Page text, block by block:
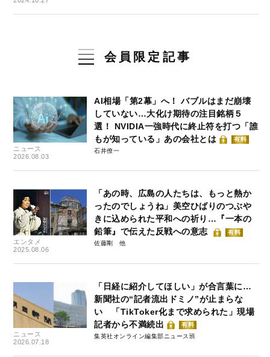
会員限定記事
ニュース
2026.08.03
AI相場「第2幕」へ！ バブルはまだ崩壊
していない…大化け期待の注目銘柄５
選！ NVIDIA一強時代に終止符を打つ「誰
もが知っている」あの会社とは
有料
石井僚一
エンタメ
2025.08.06
「あの時、広島の人たちは、もっと熱か
ったのでしょうね」美空ひばりのつぶや
きに込められた平和への祈り…『一本の
鉛筆』で伝えた反戦への意志
有料
佐藤剛
ニュース
2026.07.18
「日経に紹介してほしい」が合言葉に…
新聞社の“記者流出ドミノ”が止まらな
い 「TikToker化まで求められた」現場
記者から不満続出
有料
集英社オンライン編集部ニュース班